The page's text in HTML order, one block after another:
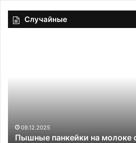
Случайные
09.12.2025
Пышные панкейки на молоке